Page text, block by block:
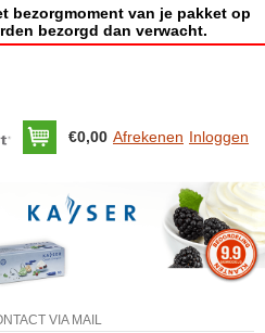
bezorgmoment van je pakket op
bezorgd dan verwacht.
€0,00 Afrekenen Inloggen
VIA MAIL